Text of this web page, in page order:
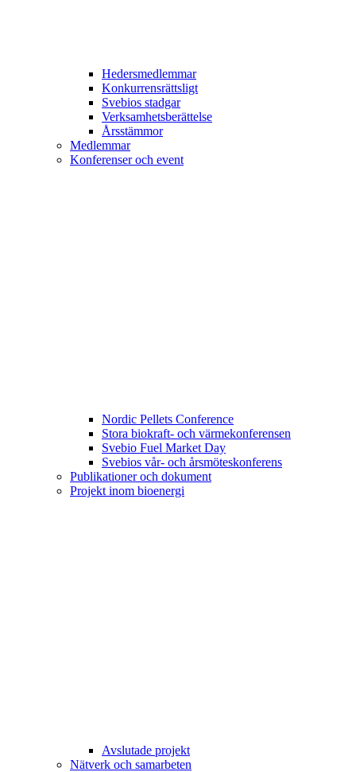
Hedersmedlemmar
Konkurrensrättsligt
Svebios stadgar
Verksamhetsberättelse
Årsstämmor
Medlemmar
Konferenser och event
Nordic Pellets Conference
Stora biokraft- och värmekonferensen
Svebio Fuel Market Day
Svebios vår- och årsmöteskonferens
Publikationer och dokument
Projekt inom bioenergi
Avslutade projekt
Nätverk och samarbeten